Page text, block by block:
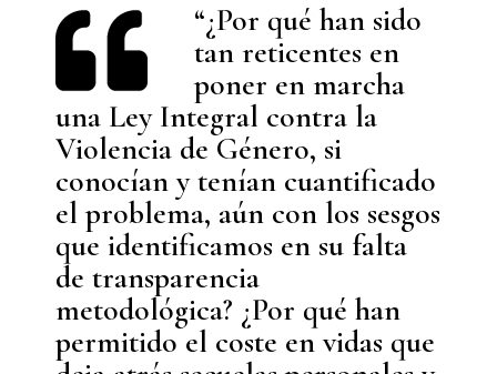
“¿Por qué han sido
tan reticentes en
poner en marcha
una Ley Integral contra la
Violencia de Género, si
conocían y tenían cuantificado
el problema, aún con los sesgos
que identificamos en su falta
de transparencia
metodológica? ¿Por qué han
permitido el coste en vidas que